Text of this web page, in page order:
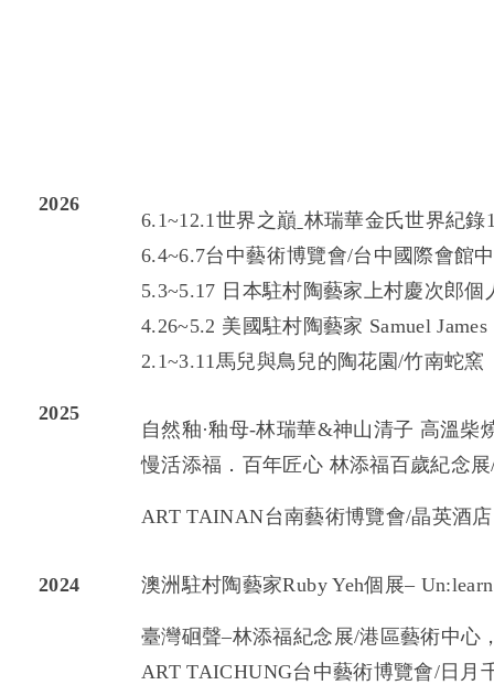
2026
6.1~12.1世界之巔ˍ林瑞華金氏世界紀
6.4~6.7台中藝術博覽會/台中國際會館
5.3~5.17 日本駐村陶藝家上村慶次郎
4.26~5.2 美國駐村陶藝家 Samuel
2.1~3.11馬兒與鳥兒的陶花園/竹南蛇窯
2025
自然釉·釉母-林瑞華&神山清子 高溫柴
慢活添福．百年匠心 林添福百歲紀念
ART TAINAN台南藝術博覽會/晶英酒
2024 澳洲駐村陶藝家Ruby Yeh個展–
臺灣硘聲–林添福紀念展/港區藝術中心
ART TAICHUNG台中藝術博覽會/日月